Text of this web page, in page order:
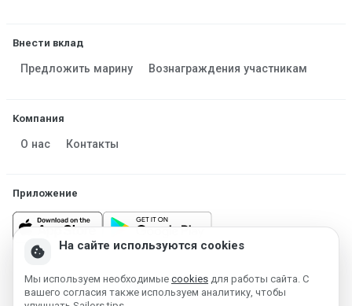
Внести вклад
Предложить марину Вознаграждения участникам
Компания
О нас Контакты
Приложение
Made in Estonia
Работает на MESF OÜ 2013-2026 ©
cookie На сайте используются cookies
Мы используем необходимые cookies для работы сайта. С
вашего согласия также используем аналитику, чтобы